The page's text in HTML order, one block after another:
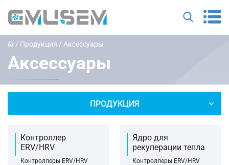
/ Продукция / Аксессуары
Аксессуары
ПРОДУКЦИЯ
Контроллер
ERV/HRV
Контроллеры ERV/HRV
Ядро для
рекуперации тепла
Контроллеры ERV/HRV